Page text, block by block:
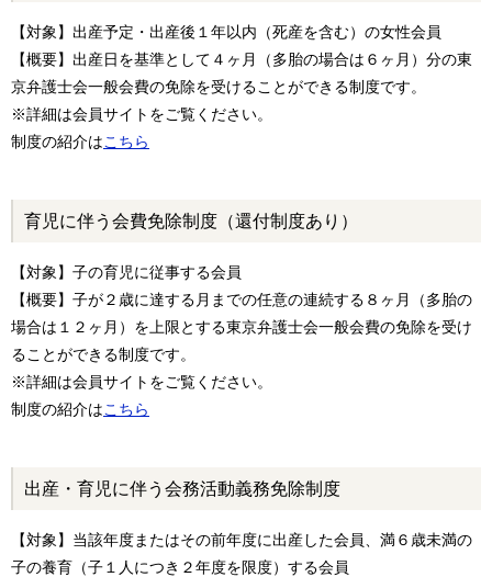
【対象】出産予定・出産後１年以内（死産を含む）の女性会員
【概要】出産日を基準として４ヶ月（多胎の場合は６ヶ月）分の東
京弁護士会一般会費の免除を受けることができる制度です。
※詳細は会員サイトをご覧ください。
制度の紹介はこちら
育児に伴う会費免除制度（還付制度あり）
【対象】子の育児に従事する会員
【概要】子が２歳に達する月までの任意の連続する８ヶ月（多胎の
場合は１２ヶ月）を上限とする東京弁護士会一般会費の免除を受け
ることができる制度です。
※詳細は会員サイトをご覧ください。
制度の紹介はこちら
出産・育児に伴う会務活動義務免除制度
【対象】当該年度またはその前年度に出産した会員、満６歳未満の
子の養育（子１人につき２年度を限度）する会員